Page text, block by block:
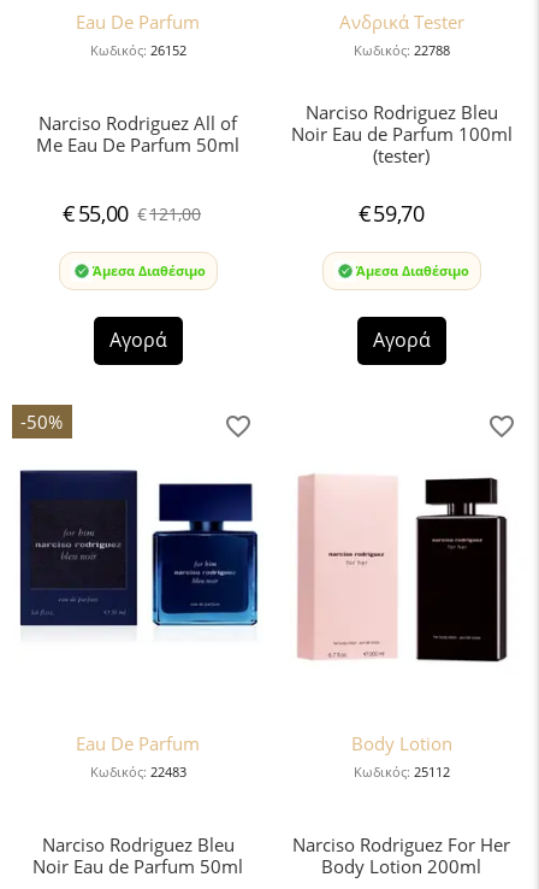
Eau De Parfum
Κωδικός: 26152
Narciso Rodriguez All of
Me Eau De Parfum 50ml
€121,00
€55,00
Άμεσα Διαθέσιμο
Αγορά
Ανδρικά Tester
Κωδικός: 22788
Narciso Rodriguez Bleu
Noir Eau de Parfum 100ml
(tester)
€59,70
Άμεσα Διαθέσιμο
Αγορά
-50%
Eau De Parfum
Κωδικός: 22483
Narciso Rodriguez Bleu
Noir Eau de Parfum 50ml
Body Lotion
Κωδικός: 25112
Narciso Rodriguez For Her
Body Lotion 200ml